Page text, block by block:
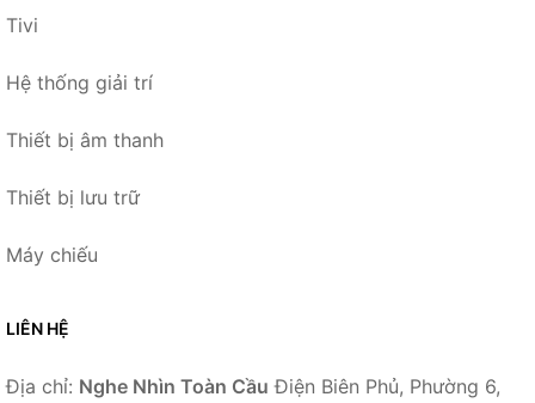
Tivi
Hệ thống giải trí
Thiết bị âm thanh
Thiết bị lưu trữ
Máy chiếu
LIÊN HỆ
Địa chỉ: Nghe Nhìn Toàn Cầu Điện Biên Phủ, Phường 6,